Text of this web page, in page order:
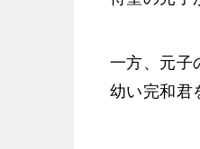
一方、元子
幼い完和君